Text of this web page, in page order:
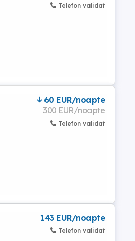
Telefon validat
60 EUR/noapte
300 EUR/noapte
Telefon validat
143 EUR/noapte
Telefon validat